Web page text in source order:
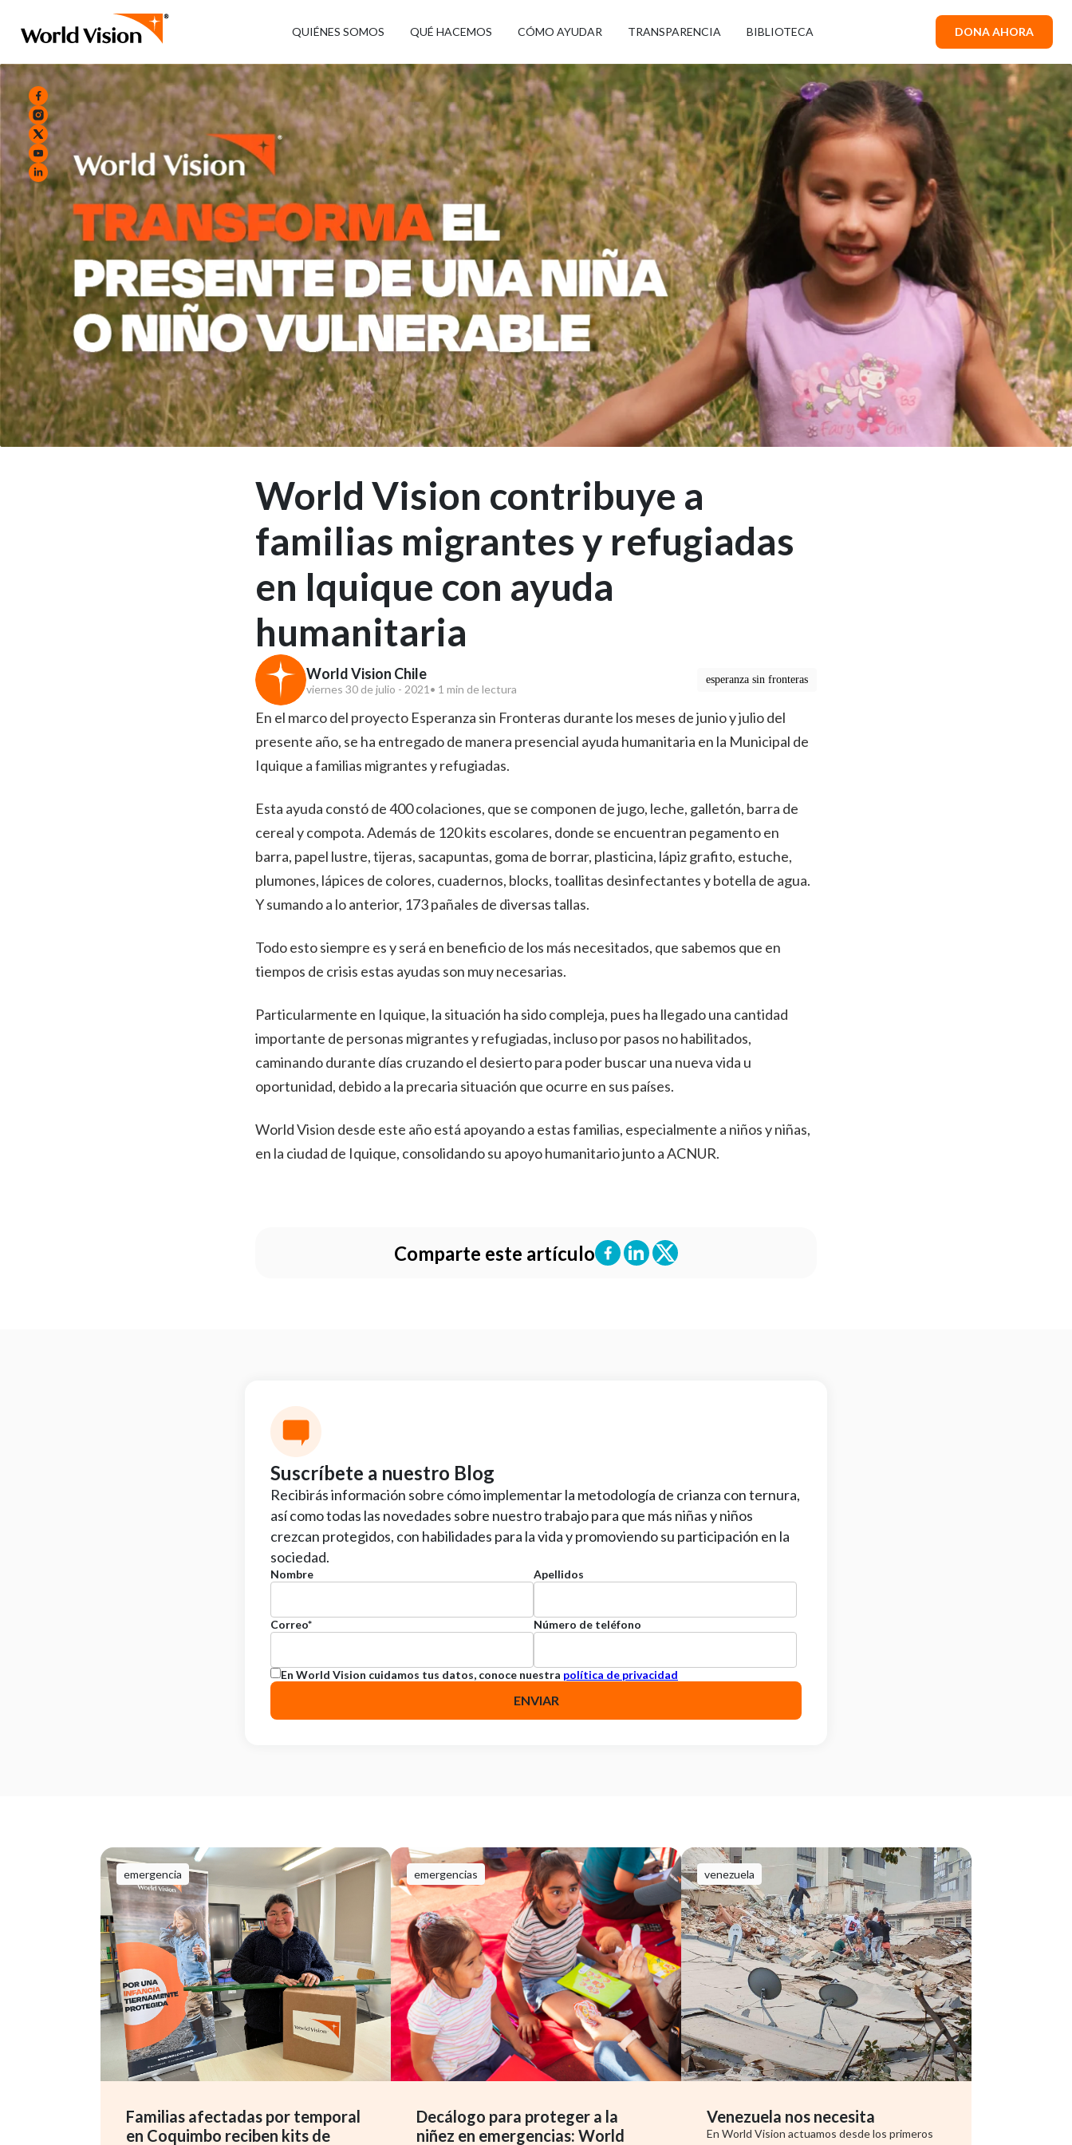
QUIÉNES SOMOS QUÉ HACEMOS CÓMO AYUDAR TRANSPARENCIA BIBLIOTECA DONA AHORA
World Vision contribuye a
familias migrantes y refugiadas
en Iquique con ayuda
humanitaria
World Vision Chile
viernes 30 de julio - 2021 • 1 min de lectura
esperanza sin fronteras
En el marco del proyecto Esperanza sin Fronteras durante los meses de junio y julio del
presente año, se ha entregado de manera presencial ayuda humanitaria en la Municipal de
Iquique a familias migrantes y refugiadas.
Esta ayuda constó de 400 colaciones, que se componen de jugo, leche, galletón, barra de
cereal y compota. Además de 120 kits escolares, donde se encuentran pegamento en
barra, papel lustre, tijeras, sacapuntas, goma de borrar, plasticina, lápiz grafito, estuche,
plumones, lápices de colores, cuadernos, blocks, toallitas desinfectantes y botella de agua.
Y sumando a lo anterior, 173 pañales de diversas tallas.
Todo esto siempre es y será en beneficio de los más necesitados, que sabemos que en
tiempos de crisis estas ayudas son muy necesarias.
Particularmente en Iquique, la situación ha sido compleja, pues ha llegado una cantidad
importante de personas migrantes y refugiadas, incluso por pasos no habilitados,
caminando durante días cruzando el desierto para poder buscar una nueva vida u
oportunidad, debido a la precaria situación que ocurre en sus países.
World Vision desde este año está apoyando a estas familias, especialmente a niños y niñas,
en la ciudad de Iquique, consolidando su apoyo humanitario junto a ACNUR.
Comparte este artículo
Suscríbete a nuestro Blog
Recibirás información sobre cómo implementar la metodología de crianza con ternura,
así como todas las novedades sobre nuestro trabajo para que más niñas y niños
crezcan protegidos, con habilidades para la vida y promoviendo su participación en la
sociedad.
Nombre Apellidos
Correo* Número de teléfono
En World Vision cuidamos tus datos, conoce nuestra política de privacidad
emergencia
Familias afectadas por temporal
en Coquimbo reciben kits de
emergencias
Decálogo para proteger a la
niñez en emergencias: World
venezuela
Venezuela nos necesita
En World Vision actuamos desde los primeros